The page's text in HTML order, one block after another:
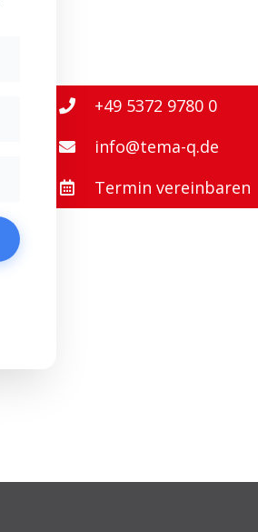
+49 5372 9780 0
info@tema-q.de
Termin vereinbaren